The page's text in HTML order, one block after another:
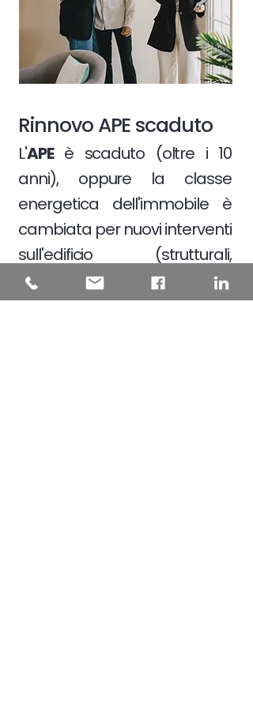
Rinnovo APE scaduto
L'APEè scaduto (oltre i 10
anni), oppure la classe
energetica dell'immobile è
cambiata per nuovi interventi
sull'edificio (strutturali,
impiantistici, cambio dei dati
catastali)